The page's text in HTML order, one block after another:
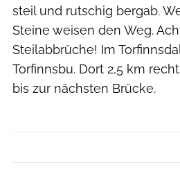
steil und rutschig bergab.
Steine weisen den Weg.
Steilabbrüche! Im
Torfinnsbu. Dort 2,5 km
bis zur nächsten Brücke.